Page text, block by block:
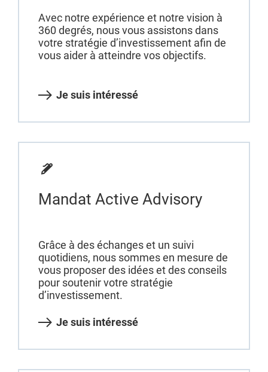
Avec notre expérience et notre vision à
360 degrés, nous vous assistons dans
votre stratégie d’investissement afin de
vous aider à atteindre vos objectifs.
Je suis intéressé
Mandat Active Advisory
Grâce à des échanges et un suivi
quotidiens, nous sommes en mesure de
vous proposer des idées et des conseils
pour soutenir votre stratégie
d’investissement.
Je suis intéressé